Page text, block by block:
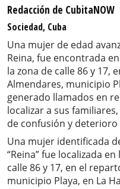
Redacción de CubitaNOW
Sociedad, Cuba
Una mujer de edad
Reina, fue encontrada
la zona de calle 86 y 17,
Almendares, municipio
generado llamados en
localizar a sus
de confusión y deterioro
Una mujer identificada
“Reina” fue localizada
calle 86 y 17, en el
municipio Playa, en La